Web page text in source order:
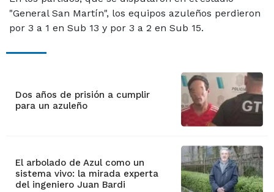
"General San Martín", los equipos azuleños perdieron
por 3 a 1 en Sub 13 y por 3 a 2 en Sub 15.
Dos años de prisión a cumplir
para un azuleño
El arbolado de Azul como un
sistema vivo: la mirada experta
del ingeniero Juan Bardi